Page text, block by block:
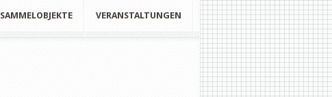
SAMMELOBJEKTE VERANSTALTUNGEN